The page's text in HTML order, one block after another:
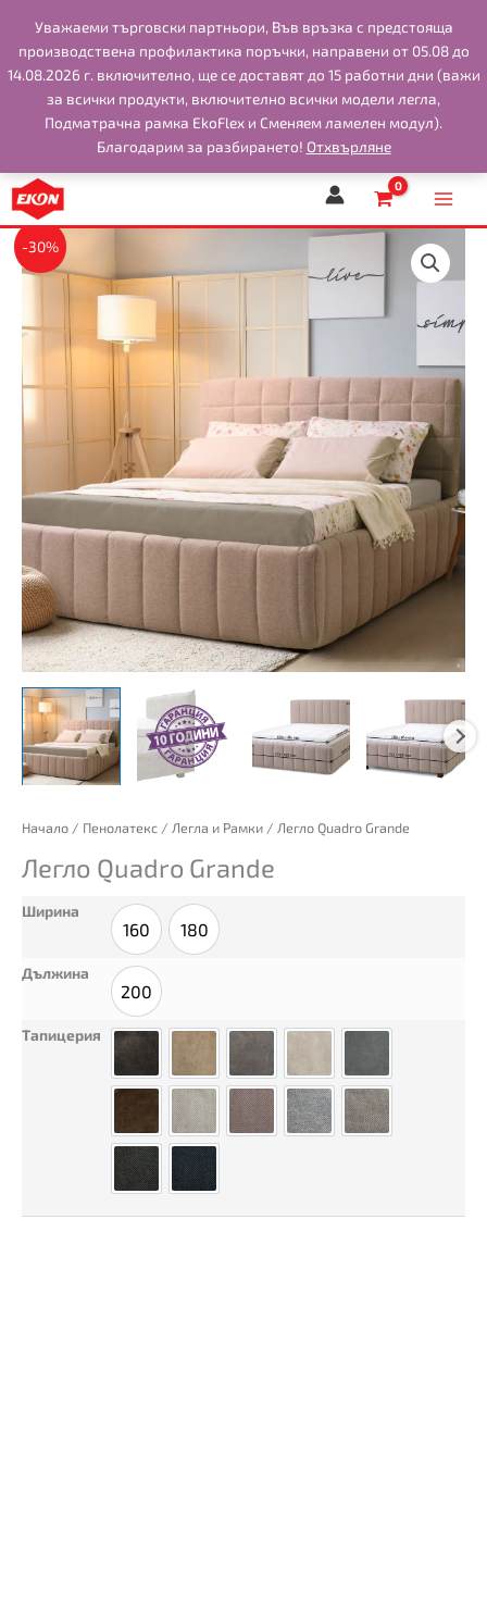
Уважаеми търговски партньори, Във връзка с предстоящa
производствена профилактика поръчки, направени от 05.08 до
14.08.2026 г. включително, ще се доставят до 15 работни дни (важи
за всички продукти, включително всички модели легла,
Подматрачна рамка EkoFlex и Сменяем ламелен модул).
Благодарим за разбирането! Отхвърляне
content
-30%
Начало / Пенолатекс / Легла и Рамки / Легло Quadro Grande
Легло Quadro Grande
Ширина
160
160 180
180
Дължина
200
200
Тапицерия
Плюш Шоколад
Сиена БежСиена Кафяво
Сиена СивСиена Тъмно
Сиена Тъмно СивСиена Тъмно Син
количество
Легло
Grande